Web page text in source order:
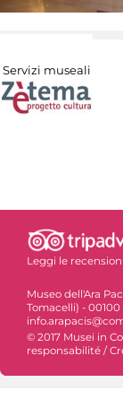
Servizi museali
Leggi le
Museo dell'Ara
Tomacelli) - 00100
© 2017 Musei in
responsabilité /